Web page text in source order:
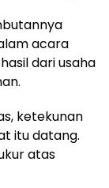
acara
dari usaha
ketekunan
itu datang.
atas